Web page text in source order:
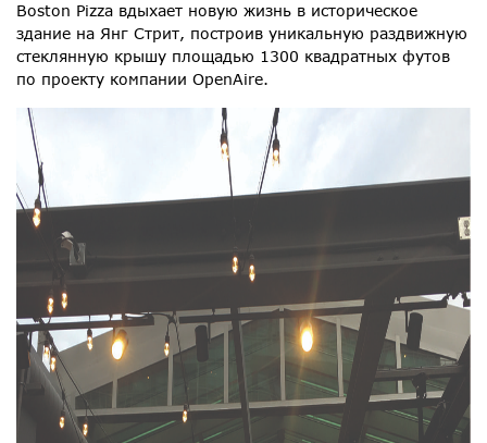
Boston Pizza вдыхает новую жизнь в историческое
здание на Янг Стрит, построив уникальную раздвижную
стеклянную крышу площадью 1300 квадратных футов
по проекту компании OpenAire.